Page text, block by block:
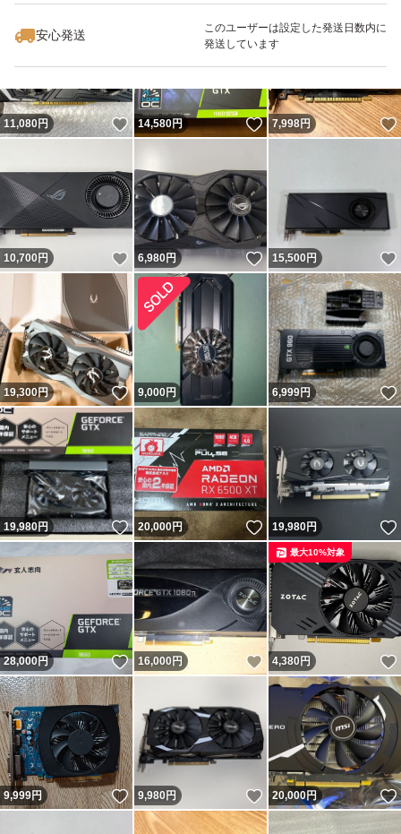
安心発送
このユーザーは設定した発送日数内に
発送しています
11,080円 いいね！
14,580円 いいね！
7,998円
10,700円 いいね！
6,980円 いいね！
15,500円
19,300円 いいね！
9,000円 6,999円
19,980円 いいね！
20,000円 いいね！
19,980円
28,000円 いいね！
16,000円 いいね！
4,380円
最大10%対象
9,999円 いいね！
9,980円 いいね！
20,000円